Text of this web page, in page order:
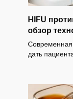
HIFU
обзор
Современная
дать